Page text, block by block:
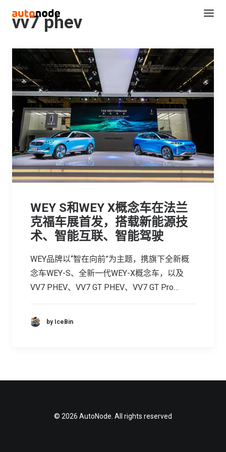
Search
vv7 phev
WEY S和WEY X概念车在法兰
克福车展首发，搭载新能源技
术、智能互联、智能驾驶
WEY品牌以“智在向前”为主题，携旗下全新概
念车WEY-S、全新一代WEY-X概念车，以及
VV7 PHEV、VV7 GT PHEV、VV7 GT Pro…
by IceBin
© 2026 AutoNode. All rights reserved